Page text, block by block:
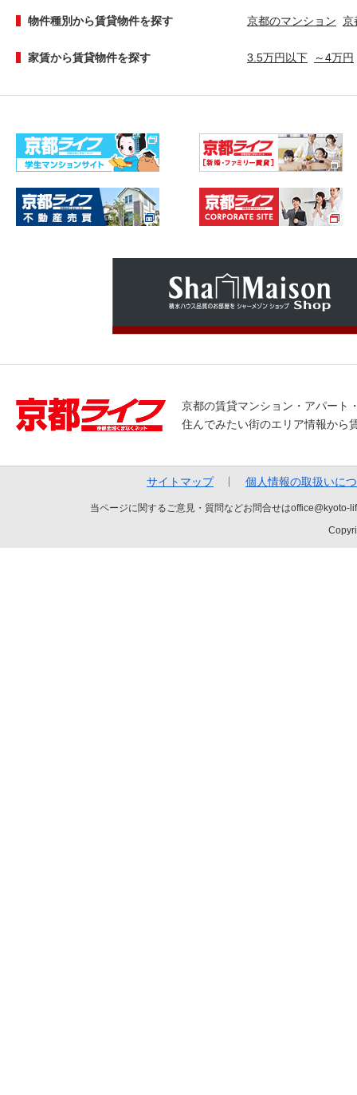
物件種別から賃貸物件を探す 京都のマンション 京
家賃から賃貸物件を探す 3.5万円以下 ～4万円
京都の賃貸マンション・アパート
住んでみたい街のエリア情報から
サイトマップ 個人情報の取扱いに
当ページに関するご意見・質問などお問合せは